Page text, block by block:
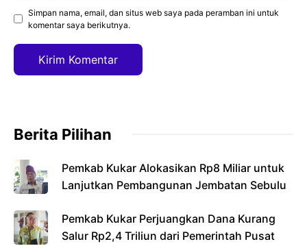
Simpan nama, email, dan situs web saya pada peramban ini untuk
komentar saya berikutnya.
Berita Pilihan
Pemkab Kukar Alokasikan Rp8 Miliar untuk
Lanjutkan Pembangunan Jembatan Sebulu
Pemkab Kukar Perjuangkan Dana Kurang
Salur Rp2,4 Triliun dari Pemerintah Pusat